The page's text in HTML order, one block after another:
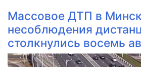
Массовое ДТП в
несоблюдения
столкнулись восемь